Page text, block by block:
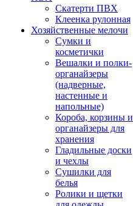
Скатерти ПВХ
Клеенка рулонная
Хозяйственные мелочи
Сумки и
косметички
Вешалки и полки-
органайзеры
(надверные,
настенные и
напольные)
Короба, корзины и
органайзеры для
хранения
Гладильные доски
и чехлы
Сушилки для
белья
Ролики и щетки